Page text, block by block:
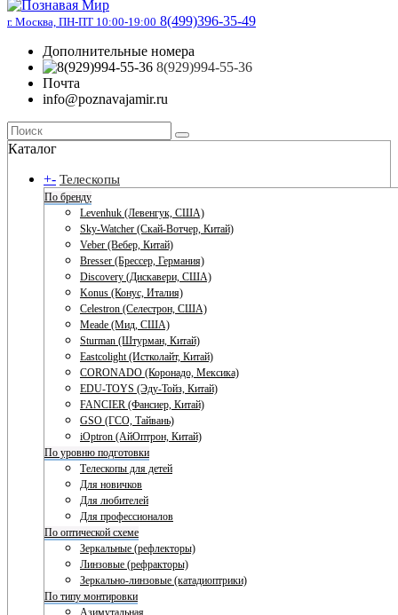
г. Москва, ПН-ПТ 10:00-19:00 8(499)396-35-49
Дополнительные номера
8(929)994-55-36
Почта
info@poznavajamir.ru
Каталог
+- Телескопы
По бренду
Levenhuk (Левенгук, США)
Sky-Watcher (Скай-Вотчер, Китай)
Veber (Вебер, Китай)
Bresser (Брессер, Германия)
Discovery (Дискавери, США)
Konus (Конус, Италия)
Celestron (Селестрон, США)
Meade (Мид, США)
Sturman (Штурман, Китай)
Eastcolight (Истколайт, Китай)
CORONADO (Коронадо, Мексика)
EDU-TOYS (Эду-Тойз, Китай)
FANCIER (Фансиер, Китай)
GSO (ГСО, Тайвань)
iOptron (АйОптрон, Китай)
По уровню подготовки
Телескопы для детей
Для новичков
Для любителей
Для профессионалов
По оптической схеме
Зеркальные (рефлекторы)
Линзовые (рефракторы)
Зеркально-линзовые (катадиоптрики)
По типу монтировки
Азимутальная